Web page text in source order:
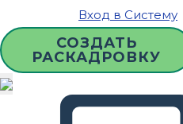
Вход в Систему
СОЗДАТЬ
РАСКАДРОВКУ